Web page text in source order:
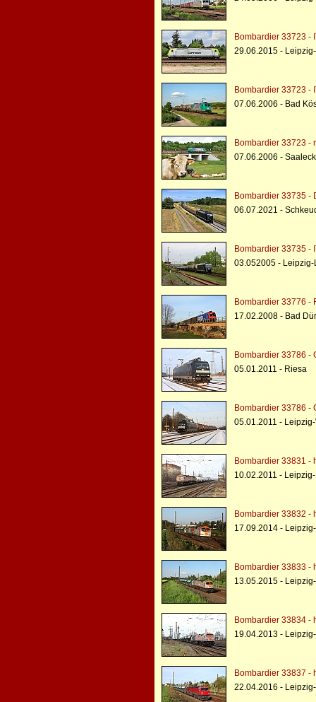
Bombardier 33723 -
29.06.2015 -
Bombardier 33723 -
07.06.2006 - Bad
Bombardier 33723 -
07.06.2006 - Saaleck
Bombardier 33735 -
06.07.2021 -
Bombardier 33735 -
03.052005 - Leipzig-
Bombardier 33776 -
17.02.2008 - Bad
Bombardier 33786 -
05.01.2011 - Riesa
Bombardier 33786 -
05.01.2011 -
Bombardier 33831 -
10.02.2011 -
Bombardier 33832 -
17.09.2014 -
Bombardier 33833 -
13.05.2015 -
Bombardier 33834 -
19.04.2013 -
Bombardier 33837 -
22.04.2016 -